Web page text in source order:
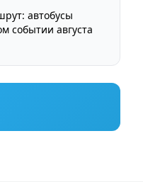
автобусы
событии августа